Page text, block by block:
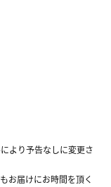
より予告なしに変更さ
お届けにお時間を頂く